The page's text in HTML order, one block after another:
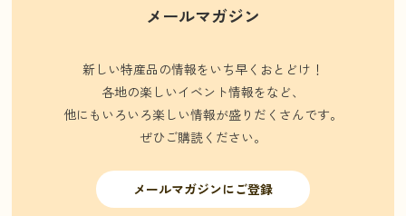
メールマガジン
新しい特産品の情報をいち早くおとどけ！
各地の楽しいイベント情報をなど、
他にもいろいろ楽しい情報が盛りだくさんです。
ぜひご購読ください。
メールマガジンにご登録